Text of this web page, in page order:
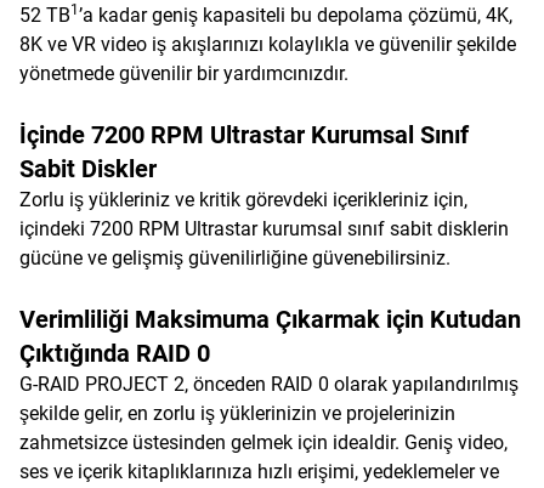
52 TB1 ’a kadar geniş kapasiteli bu depolama çözümü, 4K,
8K ve VR video iş akışlarınızı kolaylıkla ve güvenilir şekilde
yönetmede güvenilir bir yardımcınızdır.
İçinde 7200 RPM Ultrastar Kurumsal Sınıf
Sabit Diskler
Zorlu iş yükleriniz ve kritik görevdeki içerikleriniz için,
içindeki 7200 RPM Ultrastar kurumsal sınıf sabit disklerin
gücüne ve gelişmiş güvenilirliğine güvenebilirsiniz.
Verimliliği Maksimuma Çıkarmak için Kutudan
Çıktığında RAID 0
G-RAID PROJECT 2, önceden RAID 0 olarak yapılandırılmış
şekilde gelir, en zorlu iş yüklerinizin ve projelerinizin
zahmetsizce üstesinden gelmek için idealdir. Geniş video,
ses ve içerik kitaplıklarınıza hızlı erişimi, yedeklemeler ve